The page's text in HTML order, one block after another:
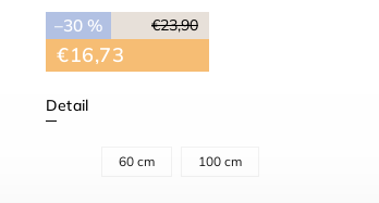
€23,90
–30 %
€16,73
Detail
60 cm 100 cm